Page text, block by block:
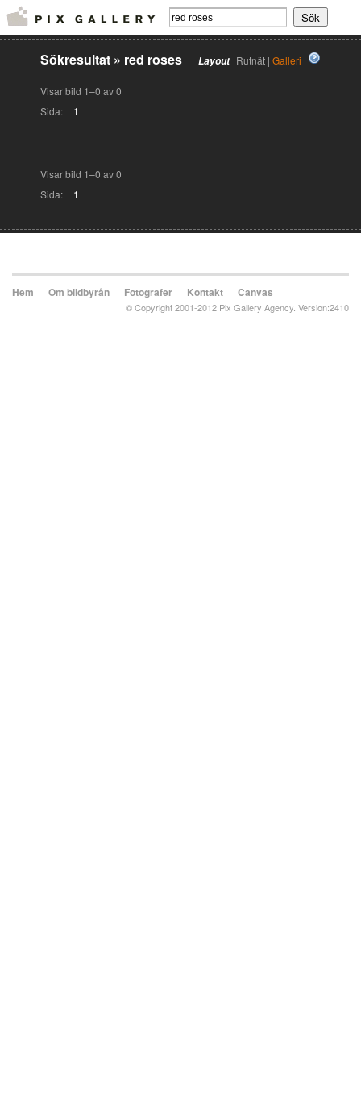
Layout Rutnät | Galleri
Sökresultat » red roses
Visar bild 1–0 av 0
Sida:
1
Visar bild 1–0 av 0
Sida:
1
Hem Om bildbyrån Fotografer Kontakt Canvas
© Copyright 2001-2012 Pix Gallery Agency. Version:2410